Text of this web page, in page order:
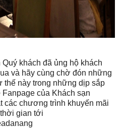
khách đã ủng hộ khách
và hãy cùng chờ đón những
này trong những dịp sắp
của Khách sạn
các chương trình khuyến mãi
gian tới